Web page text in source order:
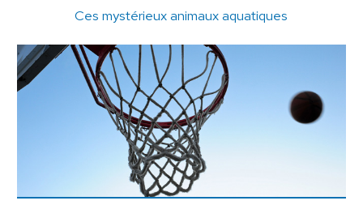
Ces mystérieux animaux aquatiques